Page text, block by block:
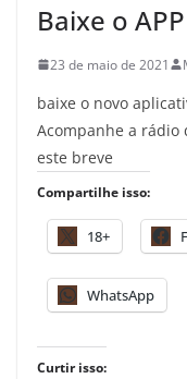
Baixe o
23 de maio de 2021
baixe o novo
Acompanhe a rádio
este breve
Compartilhe isso:
18+
WhatsApp
Curtir isso: